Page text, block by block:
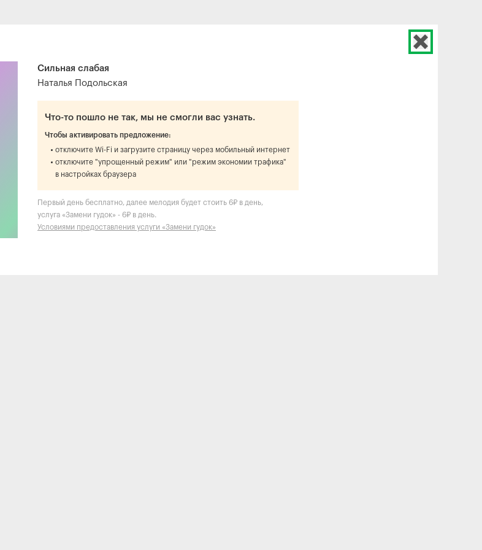
Сильная слабая
Наталья Подольская
Что-то пошло не так, мы не смогли вас узнать.
Чтобы активировать предложение:
отключите Wi-Fi и загрузите страницу через мобильный интернет
отключите "упрощенный режим" или "режим экономии трафика"
в настройках браузера
Первый день бесплатно, далее мелодия будет стоить 6₽ в день,
услуга «Замени гудок» - 6₽ в день.
Условиями предоставления услуги «Замени гудок»